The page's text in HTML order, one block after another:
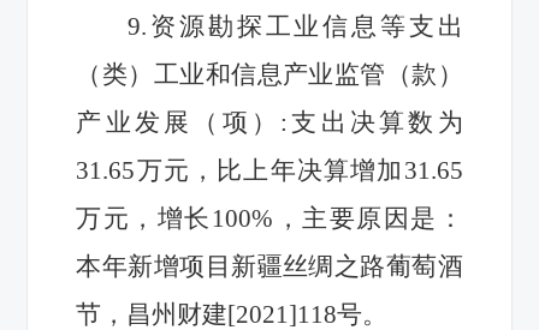
9. 资源勘探工业信息等支出
（类）工业和信息产业监管（款）
产业发展（项） : 支出决算数 为
31.65万元，比上年决算增加 31.65
万元，增长 100%，主要原因是：
本年新增项目 新疆丝绸之路葡萄酒
节 ， 昌州财建[2021]118号。